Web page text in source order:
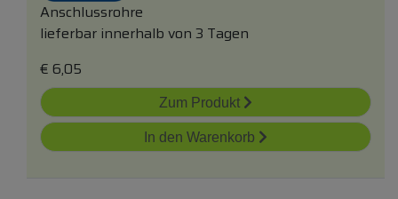
Anschlussrohre
lieferbar innerhalb von 3 Tagen
€ 6,05
Zum Produkt
In den Warenkorb